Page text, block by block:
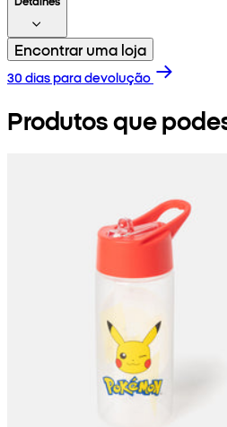
Encontrar uma loja
30 dias para devolução
Produtos que